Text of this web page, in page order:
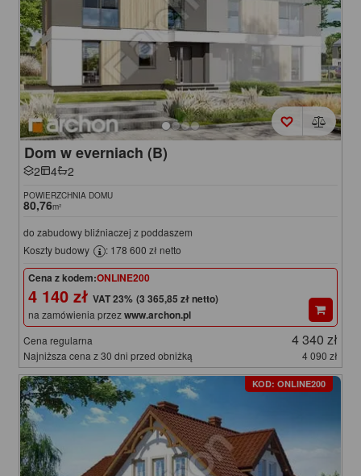
Dom w everniach (B)
2 4 2
POWIERZCHNIA DOMU
80,76m²
do zabudowy bliźniaczej z poddaszem
Koszty budowy
: 178 600 zł netto
Cena z kodem:ONLINE200
4 140 zł (3 365,85 zł netto)
na zamówienia przezwww.archon.pl
Cena regularna 4 340 zł
Najniższa cena z 30 dni przed obniżką 4 090 zł
KOD: ONLINE200